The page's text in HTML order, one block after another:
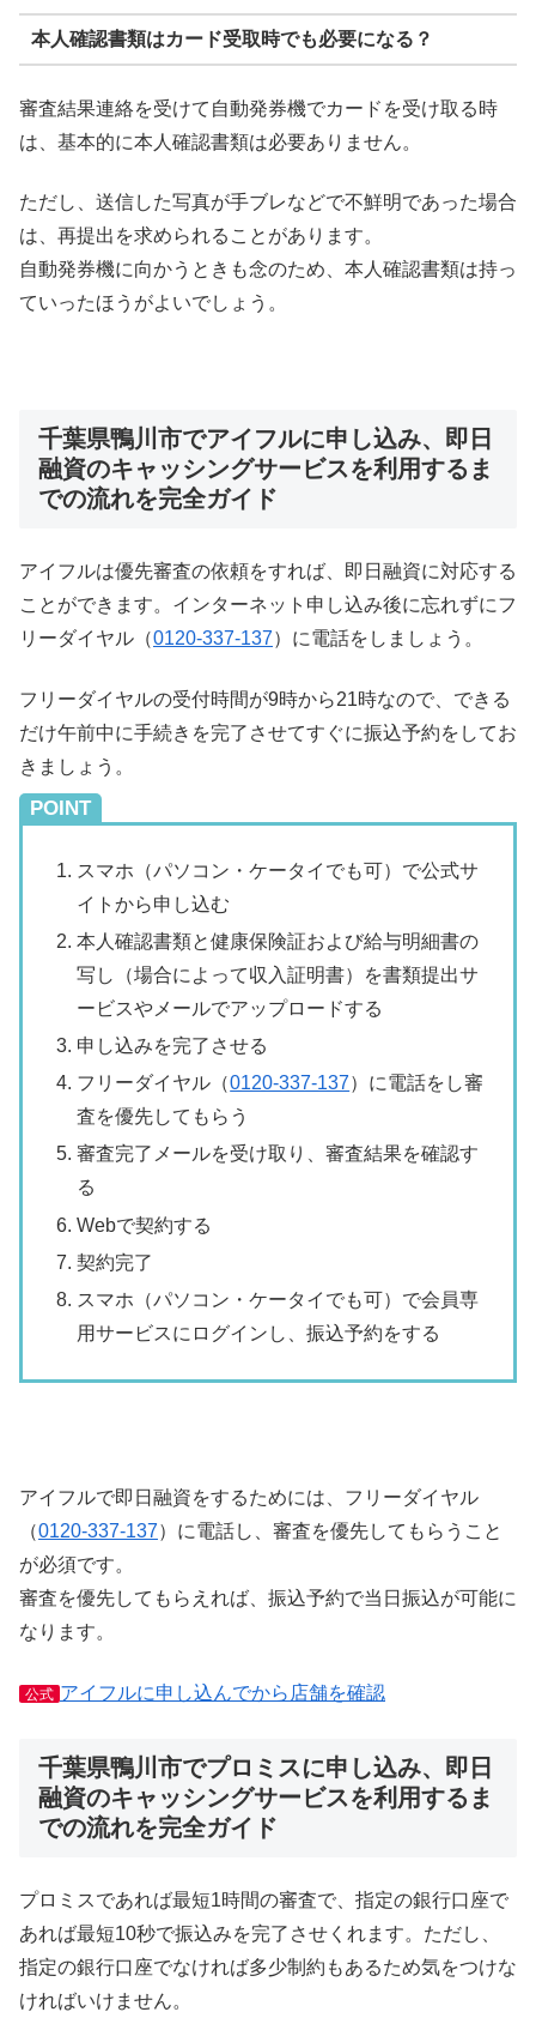
本人確認書類はカード受取時でも必要になる？
審査結果連絡を受けて自動発券機でカードを受け取る時
は、基本的に本人確認書類は必要ありません。
ただし、送信した写真が手ブレなどで不鮮明であった場合
は、再提出を求められることがあります。
自動発券機に向かうときも念のため、本人確認書類は持っ
ていったほうがよいでしょう。
千葉県鴨川市でアイフルに申し込み、即日
融資のキャッシングサービスを利用するま
での流れを完全ガイド
アイフルは優先審査の依頼をすれば、即日融資に対応する
ことができます。インターネット申し込み後に忘れずにフ
リーダイヤル（0120-337-137）に電話をしましょう。
フリーダイヤルの受付時間が9時から21時なので、できる
だけ午前中に手続きを完了させてすぐに振込予約をしてお
きましょう。
POINT
スマホ（パソコン・ケータイでも可）で公式サ
イトから申し込む
本人確認書類と健康保険証および給与明細書の
写し（場合によって収入証明書）を書類提出サ
ービスやメールでアップロードする
申し込みを完了させる
フリーダイヤル（0120-337-137）に電話をし審
査を優先してもらう
審査完了メールを受け取り、審査結果を確認す
る
Webで契約する
契約完了
スマホ（パソコン・ケータイでも可）で会員専
用サービスにログインし、振込予約をする
アイフルで即日融資をするためには、フリーダイヤル
（0120-337-137）に電話し、審査を優先してもらうこと
が必須です。
審査を優先してもらえれば、振込予約で当日振込が可能に
なります。
公式 アイフルに申し込んでから店舗を確認
千葉県鴨川市でプロミスに申し込み、即日
融資のキャッシングサービスを利用するま
での流れを完全ガイド
プロミスであれば最短1時間の審査で、指定の銀行口座で
あれば最短10秒で振込みを完了させくれます。ただし、
指定の銀行口座でなければ多少制約もあるため気をつけな
ければいけません。